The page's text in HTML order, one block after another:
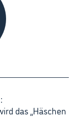
das „Häschen